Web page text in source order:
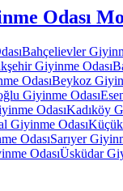
Odası
Bahçelievler
Giyinme Odası
OdasıBeykoz
Giyinme Odası
OdasıKadıköy
Giyinme Odası
OdasıSarıyer
OdasıÜsküdar